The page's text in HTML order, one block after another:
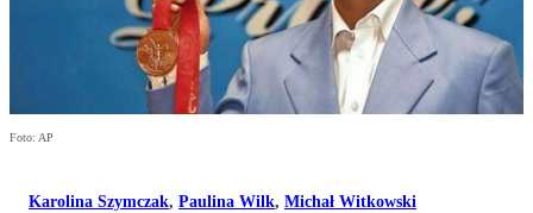
Foto: AP
Karolina Szymczak, Paulina Wilk, Michał Witkowski